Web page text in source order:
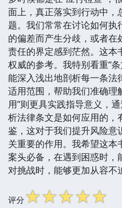
面上，真正落实到行动中，
题。我们常常在讨论如何
的偏差而产生分歧，或者
责任的界定感到茫然。这本
权威的参考。我特别看重“
能深入浅出地剖析每一条法
适用范围，帮助我们准确理
用”则更具实践指导意义，
析法律条文是如何应用的，
鉴，这对于我们提升风险意
关重要的作用。我希望这本
案头必备，在遇到困惑时，
对挑战时，能够更加从容不
评分☆☆☆☆☆